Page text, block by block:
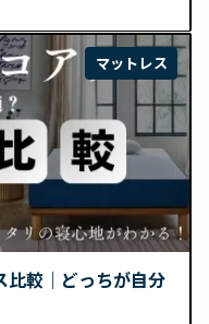
マットレス
比較｜どっちが自分